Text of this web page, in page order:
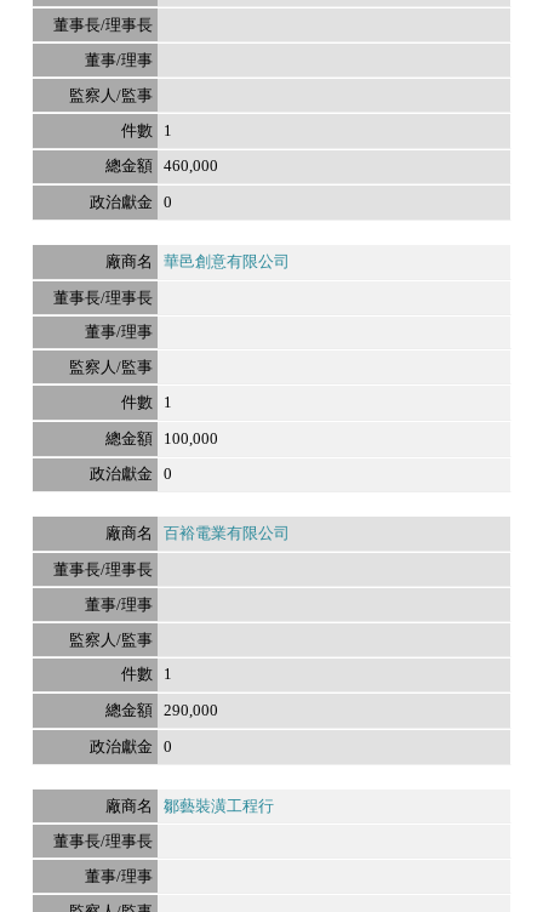
1
460,000
0
華邑創意有限公司
1
100,000
0
百裕電業有限公司
1
290,000
0
鄒藝裝潢工程行